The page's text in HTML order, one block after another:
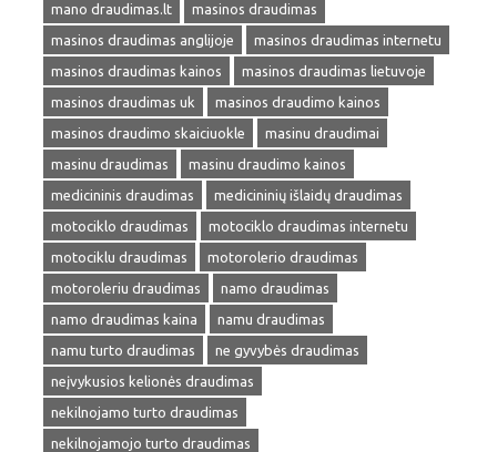
mano draudimas.lt
masinos draudimas
masinos draudimas anglijoje
masinos draudimas internetu
masinos draudimas kainos
masinos draudimas lietuvoje
masinos draudimas uk
masinos draudimo kainos
masinos draudimo skaiciuokle
masinu draudimai
masinu draudimas
masinu draudimo kainos
medicininis draudimas
medicininių išlaidų draudimas
motociklo draudimas
motociklo draudimas internetu
motociklu draudimas
motorolerio draudimas
motoroleriu draudimas
namo draudimas
namo draudimas kaina
namu draudimas
namu turto draudimas
ne gyvybės draudimas
neįvykusios kelionės draudimas
nekilnojamo turto draudimas
nekilnojamojo turto draudimas